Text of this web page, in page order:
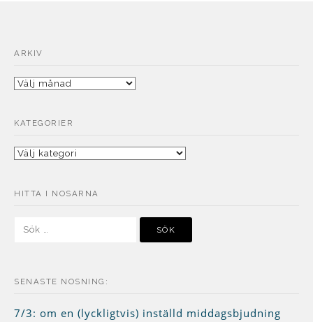
ARKIV
Arkiv
KATEGORIER
Kategorier
HITTA I NOSARNA
SENASTE NOSNING:
7/3: om en (lyckligtvis) inställd middagsbjudning